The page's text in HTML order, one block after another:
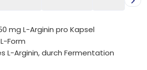
mg L-Arginin pro Kapsel
Form
L-Arginin, durch Fermentation